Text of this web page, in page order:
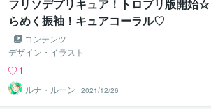
フリソデプリキュア！トロプリ版開始☆
らめく振袖！キュアコーラル♡
コンテンツ
デザイン・イラスト
1
ルナ・ルーン
2021/12/26